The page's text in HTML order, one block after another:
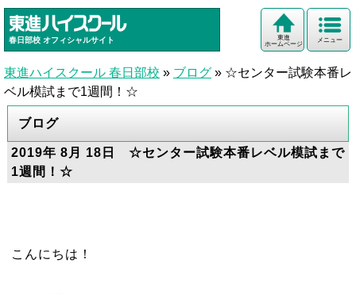
春日部校 オフィシャルサイト メニュー
東進
ホームページ
東進ハイスクール 春日部校 » ブログ » ☆センター試験本番レ
ベル模試まで1週間！☆
ブログ
2019年 8月 18日 ☆センター試験本番レベル模試まで
1週間！☆
こんにちは！